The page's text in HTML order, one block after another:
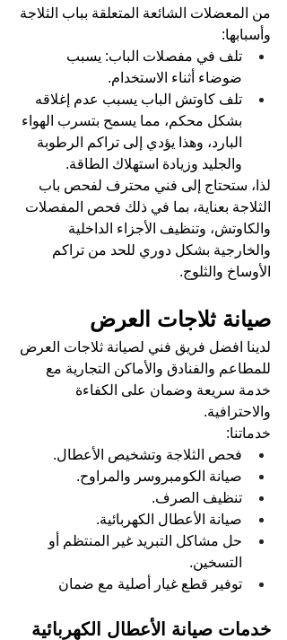
من المعضلات الشائعة المتعلقة بباب الثلاجة
وأسبابها:
تلف في مفصلات الباب: يسبب
ضوضاء أثناء الاستخدام.
تلف كاوتش الباب يسبب عدم إغلاقه
بشكل محكم، مما يسمح بتسرب الهواء
البارد، وهذا يؤدي إلى تراكم الرطوبة
والجليد وزيادة استهلاك الطاقة.
لذا، ستحتاج إلى فني محترف لفحص باب
الثلاجة بعناية، بما في ذلك فحص المفصلات
والكاوتش، وتنظيف الأجزاء الداخلية
والخارجية بشكل دوري للحد من تراكم
الأوساخ والثلوج.
صيانة ثلاجات العرض
لدينا افضل فريق فني لصيانة ثلاجات العرض
للمطاعم والفنادق والأماكن التجارية مع
خدمة سريعة وضمان على الكفاءة
والاحترافية.
خدماتنا:
فحص الثلاجة وتشخيص الأعطال.
صيانة الكومبروسر والمراوح.
تنظيف الصرف.
صيانة الأعطال الكهربائية.
حل مشاكل التبريد غير المنتظم أو
التسخين.
توفير قطع غيار أصلية مع ضمان
خدمات صيانة الأعطال الكهربائية